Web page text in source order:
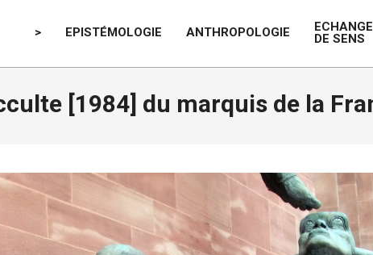
> EPISTÉMOLOGIE ANTHROPOLOGIE
ECHANGE
DE SENS
[1984] du marquis de la